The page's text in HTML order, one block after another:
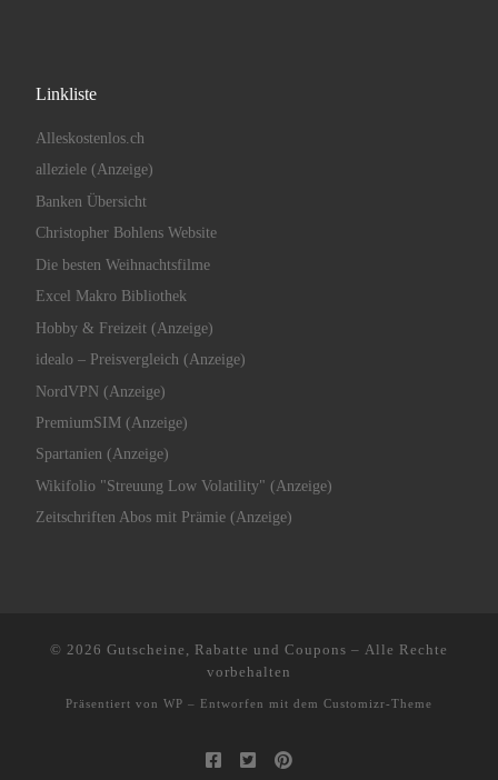
Linkliste
Alleskostenlos.ch
alleziele (Anzeige)
Banken Übersicht
Christopher Bohlens Website
Die besten Weihnachtsfilme
Excel Makro Bibliothek
Hobby & Freizeit (Anzeige)
idealo – Preisvergleich (Anzeige)
NordVPN (Anzeige)
PremiumSIM (Anzeige)
Spartanien (Anzeige)
Wikifolio "Streuung Low Volatility" (Anzeige)
Zeitschriften Abos mit Prämie (Anzeige)
© 2026 Gutscheine, Rabatte und Coupons – Alle Rechte
vorbehalten
Präsentiert von WP – Entworfen mit dem Customizr-Theme